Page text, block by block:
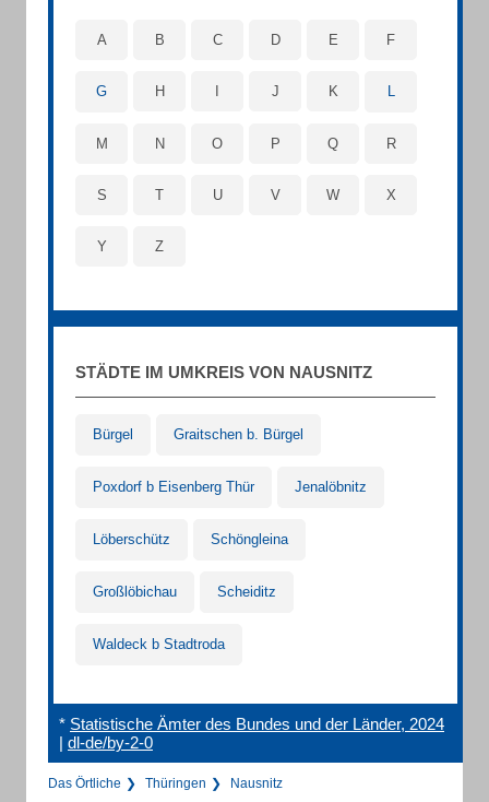
A B C D E F
G H J K L
M N O P Q R
S T U V W X
Y Z
STÄDTE IM UMKREIS VON NAUSNITZ
Bürgel Graitschen b. Bürgel
Poxdorf b Eisenberg Thür Jenalöbnitz
Löberschütz Schöngleina
Großlöbichau Scheiditz
Waldeck b Stadtroda
* Statistische Ämter des Bundes und der Länder, 2024
| dl-de/by-2-0
Das Örtliche Thüringen Nausnitz